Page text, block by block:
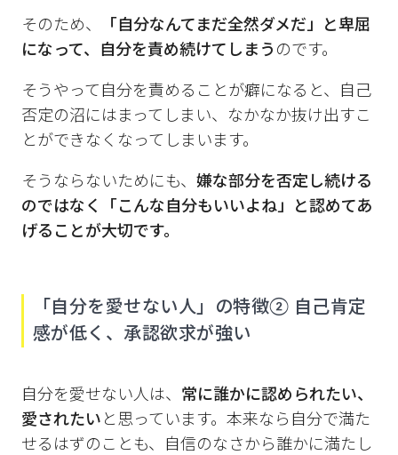
そのため、
「自分なんてまだ全然ダメだ」と卑屈
になって、自分を責め続けてしまう のです。
そうやって自分を責めることが癖になると、自己
否定の沼にはまってしまい、なかなか抜け出すこ
とができなくなってしまいます。
そうならないためにも、 嫌な部分を否定し続ける
のではなく「こんな自分もいいよね」と認めてあ
げることが大切です。
「自分を愛せない人」の特徴② 自己肯定
感が低く、承認欲求が強い
自分を愛せない人は、 常に誰かに認められたい、
愛されたい と思っています。本来なら自分で満た
せるはずのことも、自信のなさから誰かに満たし